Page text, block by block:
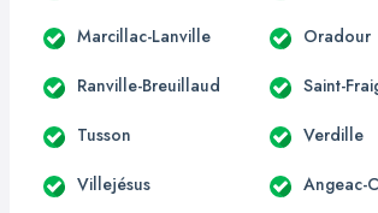
Marcillac-Lanville Oradour
Ranville-Breuillaud Saint-
Tusson Verdille
Villejésus Angeac-